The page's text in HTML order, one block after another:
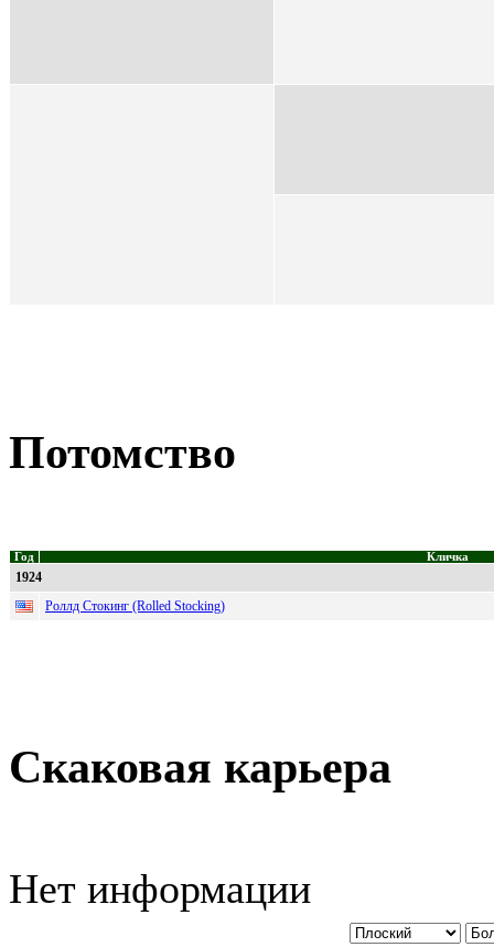
Потомство
Год Кличка
1924
Роллд Стокинг (Rolled Stocking)
Скаковая карьера
Нет информации